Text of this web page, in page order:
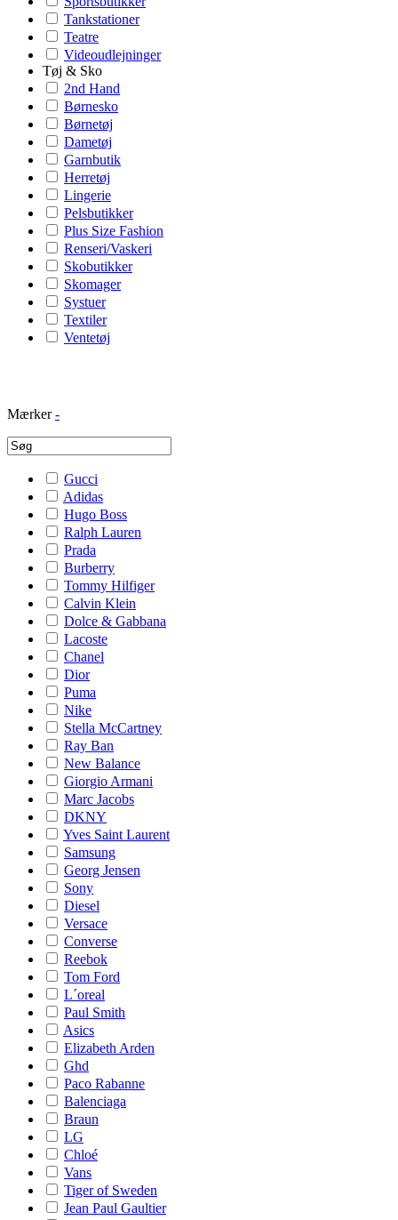
Tankstationer
Teatre
Videoudlejninger
Tøj & Sko
2nd Hand
Børnesko
Børnetøj
Dametøj
Garnbutik
Herretøj
Lingerie
Pelsbutikker
Plus Size Fashion
Renseri/Vaskeri
Skobutikker
Skomager
Systuer
Textiler
Ventetøj
Mærker -
Gucci
Adidas
Hugo Boss
Ralph Lauren
Prada
Burberry
Tommy Hilfiger
Calvin Klein
Dolce & Gabbana
Lacoste
Chanel
Dior
Puma
Nike
Stella McCartney
Ray Ban
New Balance
Giorgio Armani
Marc Jacobs
DKNY
Yves Saint Laurent
Samsung
Georg Jensen
Sony
Diesel
Versace
Converse
Reebok
Tom Ford
L´oreal
Paul Smith
Asics
Elizabeth Arden
Ghd
Paco Rabanne
Balenciaga
Braun
LG
Chloé
Vans
Tiger of Sweden
Jean Paul Gaultier